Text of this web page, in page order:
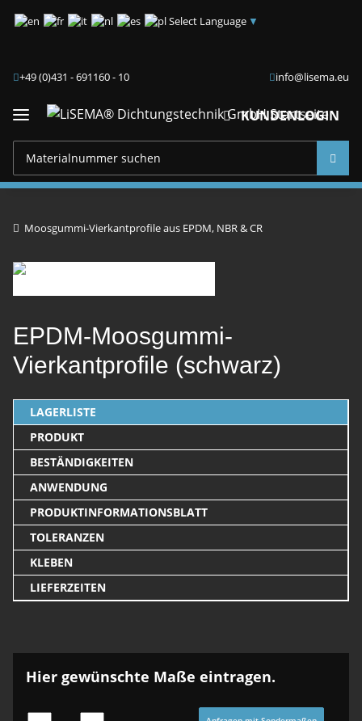
Select Language ▼
+49 (0)431 - 691160 - 10 info@lisema.eu
KUNDENLOGIN
Moosgummi-Vierkantprofile aus EPDM, NBR & CR
EPDM-Moosgummi-
Vierkantprofile (schwarz)
LAGERLISTE
PRODUKT
BESTÄNDIGKEITEN
ANWENDUNG
PRODUKTINFORMATIONSBLATT
TOLERANZEN
KLEBEN
LIEFERZEITEN
Hier gewünschte Maße eintragen.